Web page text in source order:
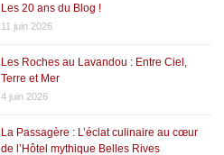
Les 20 ans du Blog !
11 juin 2026
Les Roches au Lavandou : Entre Ciel,
Terre et Mer
4 juin 2026
La Passagère : L’éclat culinaire au cœur
de l’Hôtel mythique Belles Rives